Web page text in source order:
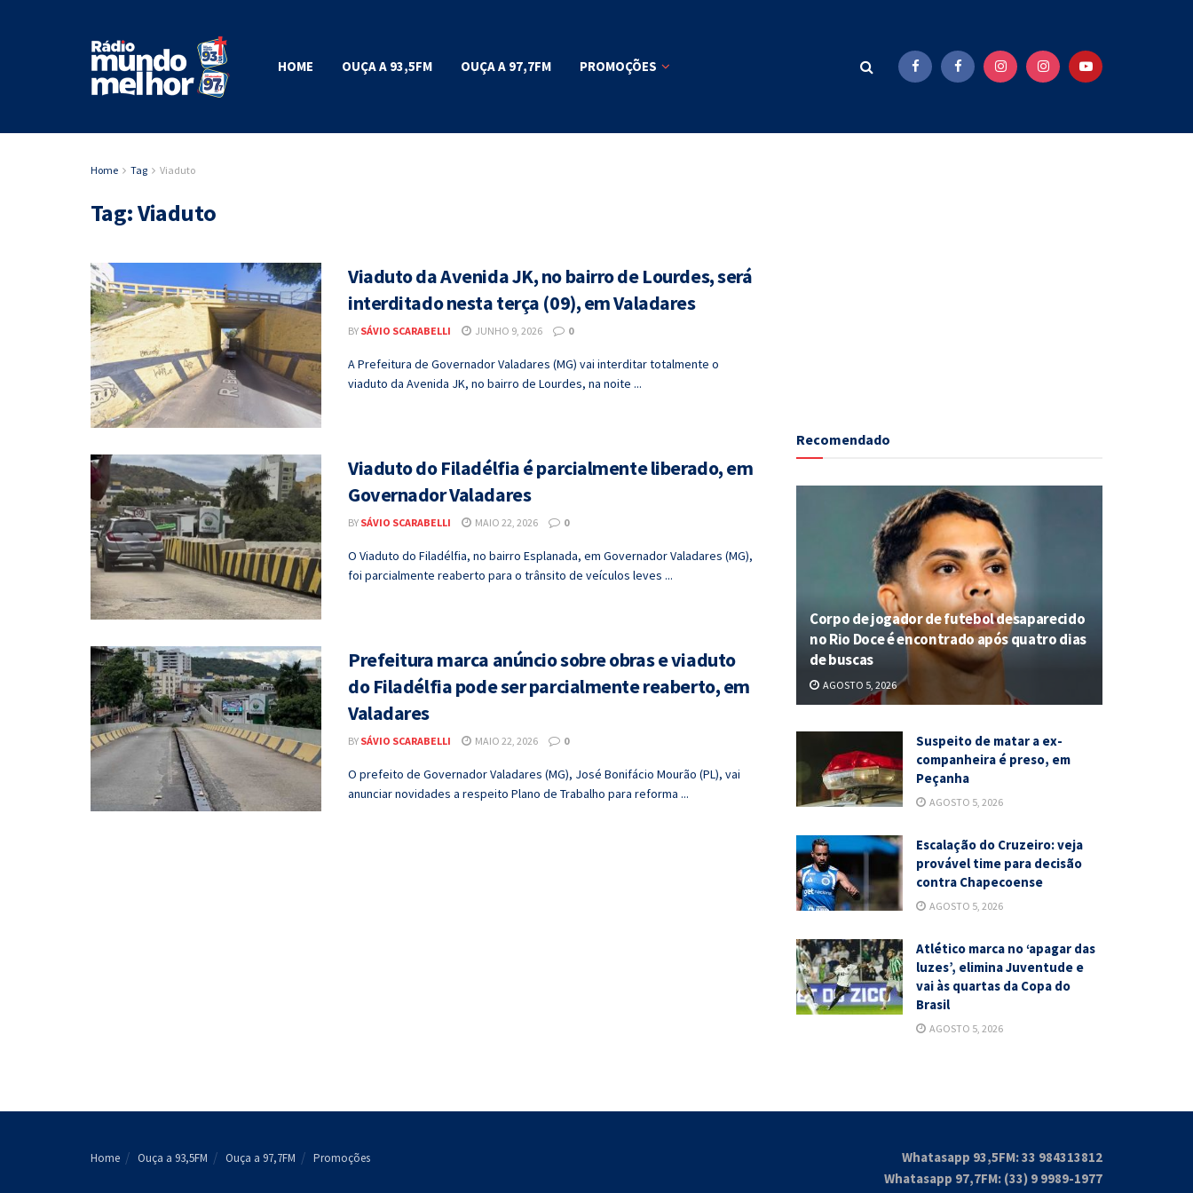
HOME OUÇA A 93,5FM OUÇA A 97,7FM PROMOÇÕES
Home Tag Viaduto
Tag:Viaduto
Viaduto da Avenida JK, no bairro de Lourdes, será
interditado nesta terça (09), em Valadares
BY SÁVIO SCARABELLI JUNHO 9, 2026 0
A Prefeitura de Governador Valadares (MG) vai interditar totalmente o
viaduto da Avenida JK, no bairro de Lourdes, na noite ...
Viaduto do Filadélfia é parcialmente liberado, em
Governador Valadares
BY SÁVIO SCARABELLI MAIO 22, 2026 0
O Viaduto do Filadélfia, no bairro Esplanada, em Governador Valadares (MG),
foi parcialmente reaberto para o trânsito de veículos leves ...
Prefeitura marca anúncio sobre obras e viaduto
do Filadélfia pode ser parcialmente reaberto, em
Valadares
BY SÁVIO SCARABELLI MAIO 22, 2026 0
O prefeito de Governador Valadares (MG), José Bonifácio Mourão (PL), vai
anunciar novidades a respeito Plano de Trabalho para reforma ...
Recomendado
Corpo de jogador de futebol desaparecido
no Rio Doce é encontrado após quatro dias
de buscas
AGOSTO 5, 2026
Suspeito de matar a ex-
companheira é preso, em
Peçanha
AGOSTO 5, 2026
Escalação do Cruzeiro: veja
provável time para decisão
contra Chapecoense
AGOSTO 5, 2026
Atlético marca no ‘apagar das
luzes’, elimina Juventude e
vai às quartas da Copa do
Brasil
AGOSTO 5, 2026
Home Ouça a 93,5FM Ouça a 97,7FM Promoções
Whatasapp 93,5FM: 33 984313812
Whatasapp 97,7FM: (33) 9 9989-1977